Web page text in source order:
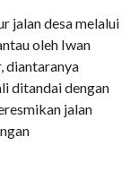
jalan desa melalui
oleh Iwan
diantaranya
ditandai dengan
jalan